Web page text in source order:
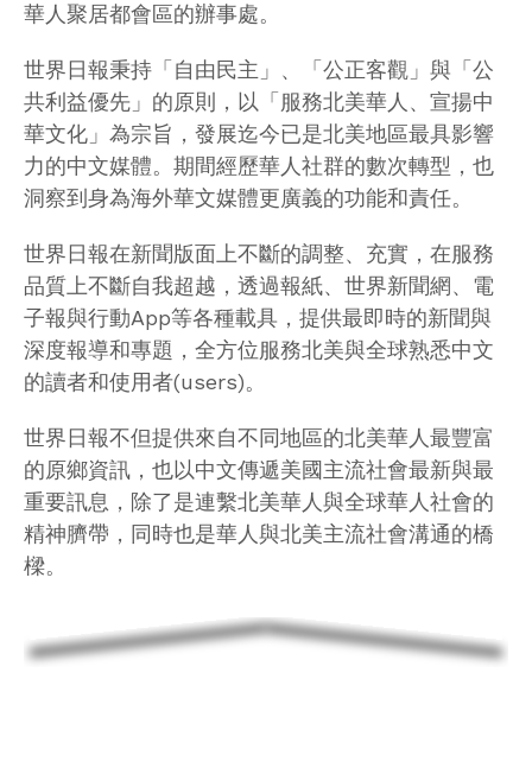
華人聚居都會區的辦事處。
世界日報秉持「自由民主」、「公正客觀」與「公
共利益優先」的原則，以「服務北美華人、宣揚中
華文化」為宗旨，發展迄今已是北美地區最具影響
力的中文媒體。期間經歷華人社群的數次轉型，也
洞察到身為海外華文媒體更廣義的功能和責任。
世界日報在新聞版面上不斷的調整、充實，在服務
品質上不斷自我超越，透過報紙、世界新聞網、電
子報與行動App等各種載具，提供最即時的新聞與
深度報導和專題，全方位服務北美與全球熟悉中文
的讀者和使用者(users)。
世界日報不但提供來自不同地區的北美華人最豐富
的原鄉資訊，也以中文傳遞美國主流社會最新與最
重要訊息，除了是連繫北美華人與全球華人社會的
精神臍帶，同時也是華人與北美主流社會溝通的橋
樑。